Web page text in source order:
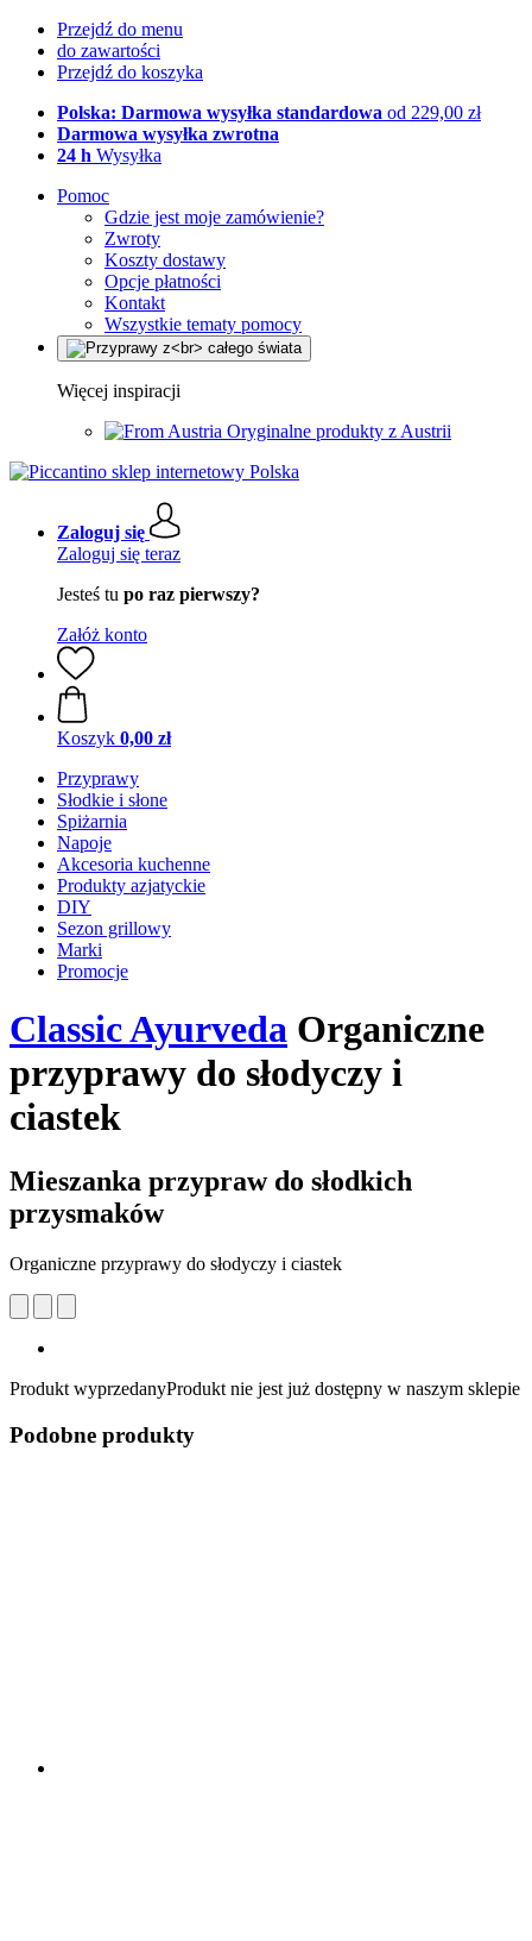
Przejdź do menu
do zawartości
Przejdź do koszyka
Polska: Darmowa wysyłka standardowa od 229,00 zł
Darmowa wysyłka zwrotna
24 h Wysyłka
Pomoc
Gdzie jest moje zamówienie?
Zwroty
Koszty dostawy
Opcje płatności
Kontakt
Wszystkie tematy pomocy
Więcej inspiracji
Oryginalne produkty z Austrii
Zaloguj się
Zaloguj się teraz
Jesteś tu po raz pierwszy?
Załóż konto
Koszyk 0,00 zł
Przyprawy
Słodkie i słone
Spiżarnia
Napoje
Akcesoria kuchenne
Produkty azjatyckie
DIY
Sezon grillowy
Marki
Promocje
Classic Ayurveda Organiczne
przyprawy do słodyczy i
ciastek
Mieszanka przypraw do słodkich
przysmaków
Organiczne przyprawy do słodyczy i ciastek
Produkt wyprzedanyProdukt nie jest już dostępny w naszym sklepie
Podobne produkty